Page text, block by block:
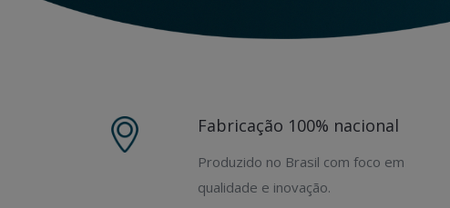
Fabricação 100% nacional
Produzido no Brasil com foco em
qualidade e inovação.